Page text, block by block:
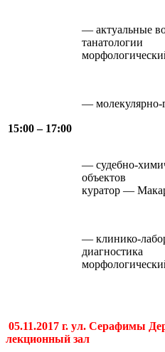
15:00 – 17:00
— актуальные
— молекулярно-
— судебно-
куратор —
— клинико-
05.11.2017 г. ул. Серафимы
лекционный зал